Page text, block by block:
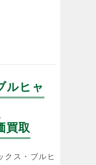
ルヒャ
買取
クス・ブルヒ